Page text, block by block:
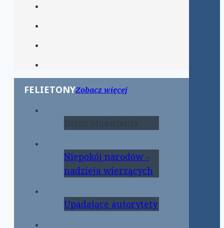
FELIETONYZobacz więcej
Niepokój narodów -
nadzieja wierzących
Upadające autorytety